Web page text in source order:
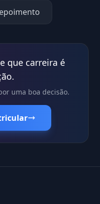
que carreira é
uma boa decisão.